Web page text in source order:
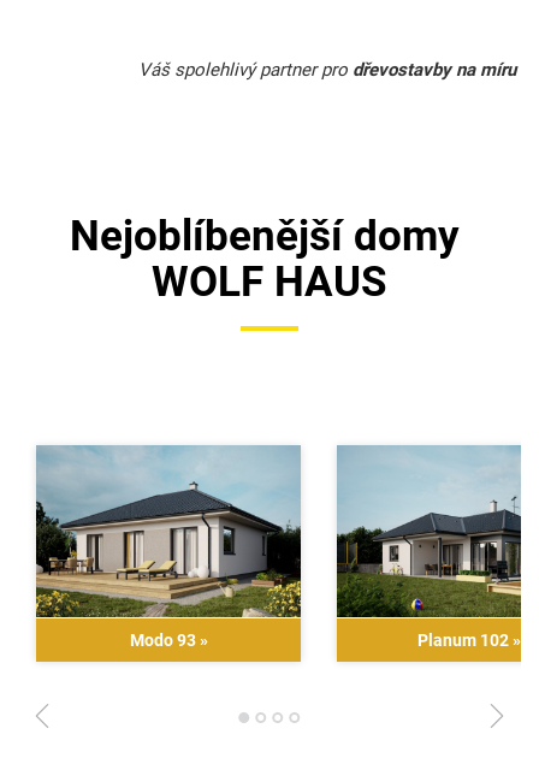
Váš spolehlivý partner pro dřevostavby na míru
Nejoblíbenější domy
WOLF HAUS
Modo 93» Planum 102»
1 2 3 4